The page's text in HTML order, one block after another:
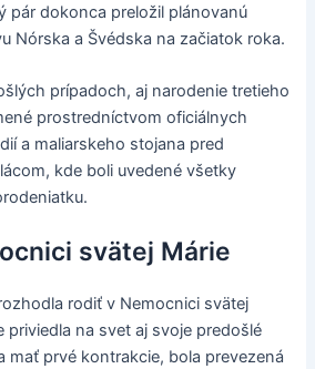
pár dokonca preložil plánovanú
Nórska a Švédska na začiatok roka.
prípadoch, aj narodenie tretieho
prostredníctvom oficiálnych
a maliarskeho stojana pred
kde boli uvedené všetky
svätej Márie
rodiť v Nemocnici svätej
priviedla na svet aj svoje predošlé
mať prvé kontrakcie, bola prevezená